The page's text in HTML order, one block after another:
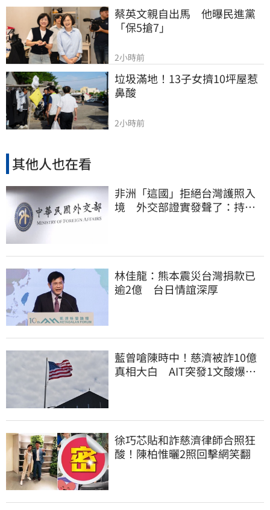
蔡英文親自出馬　他曝民進黨
「保5搶7」
2小時前
垃圾滿地！13子女擠10坪屋惹
鼻酸
2小時前
其他人也在看
非洲「這國」拒絕台灣護照入
境 外交部證實發聲了：持續
林佳龍：熊本震災台灣捐款已
逾2億 台日情誼深厚
藍曾嗆陳時中！慈濟被詐10億
真相大白 AIT突發1文酸爆…
徐巧芯貼和詐慈濟律師合照狂
酸！陳柏惟曬2照回擊網笑翻